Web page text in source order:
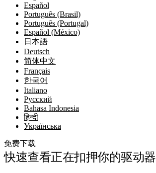
Español
Português (Brasil)
Português (Portugal)
Español (México)
日本語
Deutsch
简体中文
Français
한국어
Italiano
Русский
Bahasa Indonesia
हिन्दी
Українська
免费下载
快速查看正在扣押你的驱动器